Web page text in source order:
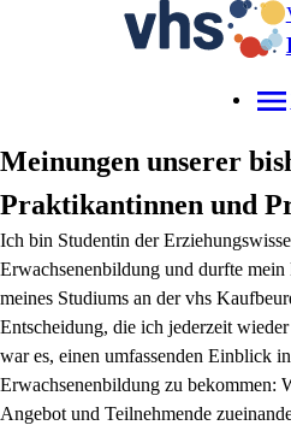
Meinungen unserer
Praktikantinnen und
Ich bin Studentin der
Erwachsenenbildung und durfte
meines Studiums an der vhs
Entscheidung, die ich jederzeit
war es, einen umfassenden Einblick
Erwachsenenbildung zu bekommen:
Angebot und Teilnehmende